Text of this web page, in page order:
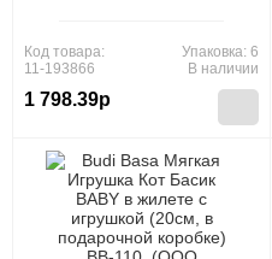
Код товара:
11-193866
1 798.39р
Упаковка: 6
В наличии